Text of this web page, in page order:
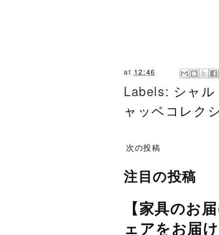
at 12:46
Labels: シャ
ャッベコレク
次の投稿
注目の投稿
【家具のお
ェアをお届